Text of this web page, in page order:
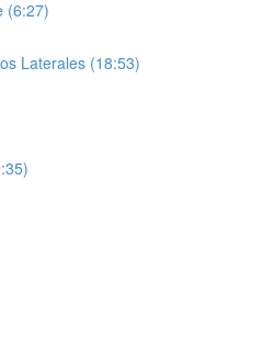
(6:27)
Laterales (18:53)